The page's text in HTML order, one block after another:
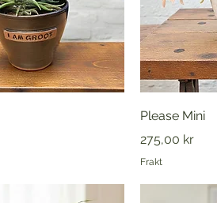
Please Mini
Pris
275,00 kr
Frakt